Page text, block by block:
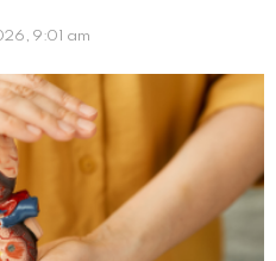
9:01 am